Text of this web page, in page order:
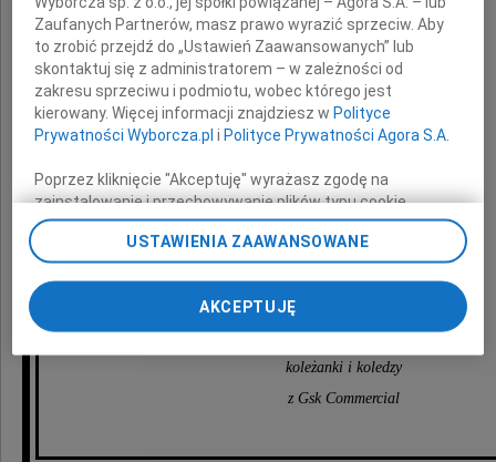
naszej drogiej koleżance
Małgorzacie Olszewskiej
z powodu śmierci
Ojca
koleżanki i koledzy
z Gsk Commercial
Zaufanych Partnerów, masz prawo wyrazić sprzeciw. Aby
to zrobić przejdź do „Ustawień Zaawansowanych” lub
skontaktuj się z administratorem – w zależności od
zakresu sprzeciwu i podmiotu, wobec którego jest
kierowany. Więcej informacji znajdziesz wPolityce
Prywatności Wyborcza.pl iPolityce Prywatności Agora S.A.
Poprzez kliknięcie "Akceptuję" wyrażasz zgodę na
zainstalowanie i przechowywanie plików typu cookie
Wyborczej sp. z o. o. jej Zaufanych Partnerów i Agora S.A.
na Twoim urządzeniu końcowym. Możesz też w każdej
chwili zmienić swoje preferencje dot. plików cookie,
ponownie wywołując narzędzie do zarządzania Twoimi
preferencjami dot. przetwarzania danych poprzez
odnośnik „Ustawienia prywatności” w stopce serwisu i
przechodząc do sekcji „Ustawienia zaawansowane”.
Zmiana ustawień plików cookie możliwa jest także za
USTAWIENIA ZAAWANSOWANE
AKCEPTUJĘ